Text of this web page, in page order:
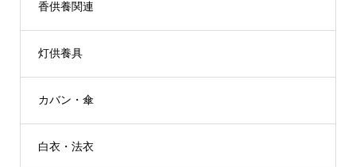
香供養関連
灯供養具
カバン・傘
白衣・法衣